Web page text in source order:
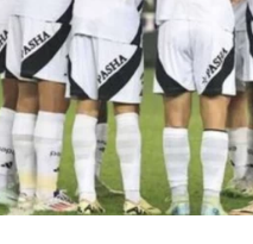
Samsun
Siirt
Sinop
Sivas
Tekirdağ